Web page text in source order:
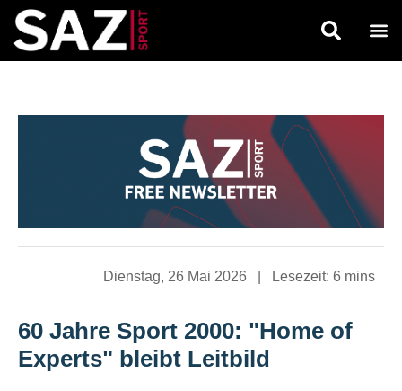
Dienstag, 26 Mai 2026 Lesezeit: 6 mins
60 Jahre Sport 2000: "Home of
Experts" bleibt Leitbild